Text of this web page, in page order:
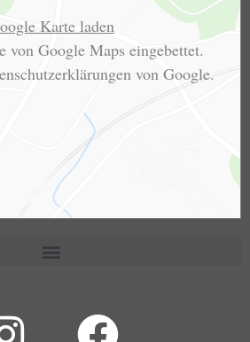
Karte laden
von Google Maps eingebettet.
von Google.